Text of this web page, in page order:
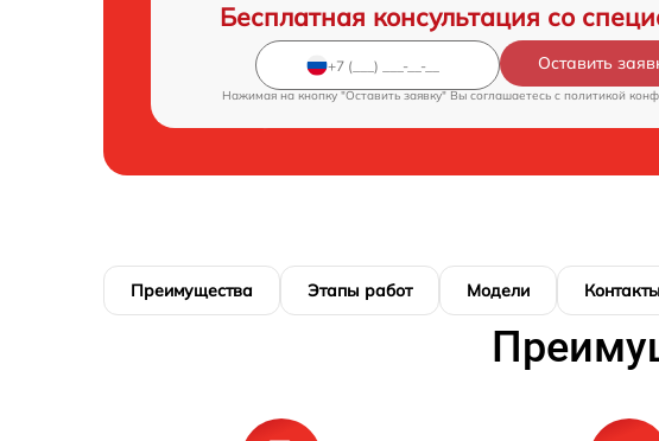
Бесплатная консультация со
Оставить
Нажимая на кнопку "Оставить заявку" Вы соглашаетесь c политикой
Преимущества Этапы работ Модели Контакты